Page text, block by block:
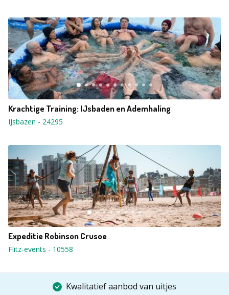
Krachtige Training: IJsbaden en Ademhaling
IJsbazen - 24295
Expeditie Robinson Crusoe
Flitz-events - 10558
Kwalitatief aanbod van uitjes